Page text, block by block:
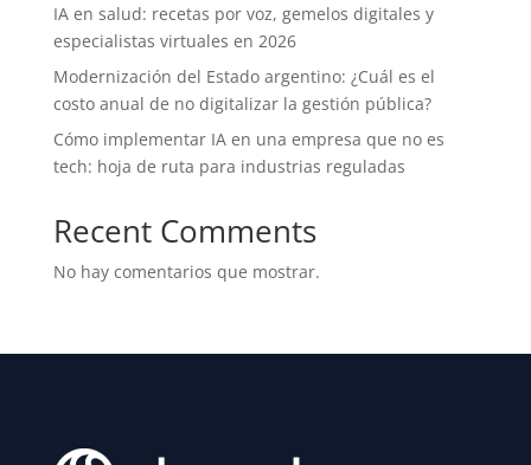
IA en salud: recetas por voz, gemelos digitales y
especialistas virtuales en 2026
Modernización del Estado argentino: ¿Cuál es el
costo anual de no digitalizar la gestión pública?
Cómo implementar IA en una empresa que no es
tech: hoja de ruta para industrias reguladas
Recent Comments
No hay comentarios que mostrar.